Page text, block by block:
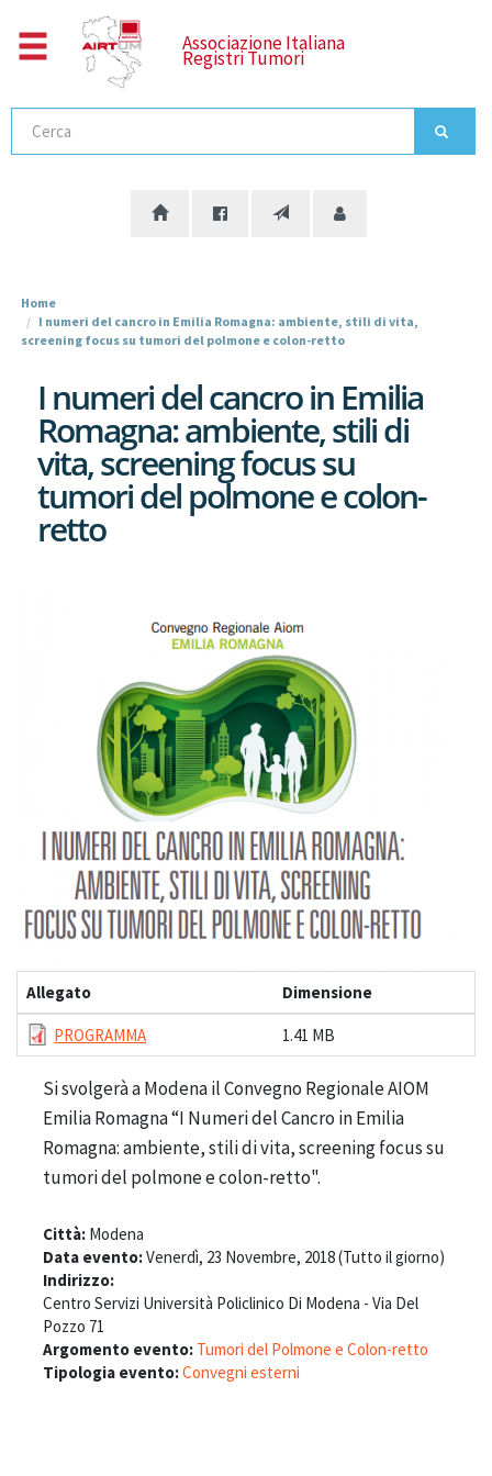
contenuto
Associazione Italiana
Registri Tumori
Home
I numeri del cancro in Emilia Romagna: ambiente, stili di vita,
screening focus su tumori del polmone e colon-retto
I numeri del cancro in Emilia
Romagna: ambiente, stili di
vita, screening focus su
tumori del polmone e colon-
retto
Allegato Dimensione
PROGRAMMA 1.41 MB
Si svolgerà a Modena il Convegno Regionale AIOM
Emilia Romagna “I Numeri del Cancro in Emilia
Romagna: ambiente, stili di vita, screening focus su
tumori del polmone e colon-retto".
Città: Modena
Data evento:Venerdì, 23 Novembre, 2018 (Tutto il giorno)
Indirizzo:
Centro Servizi Università Policlinico Di Modena - Via Del
Pozzo 71
Argomento evento: Tumori del Polmone e Colon-retto
Tipologia evento:Convegni esterni